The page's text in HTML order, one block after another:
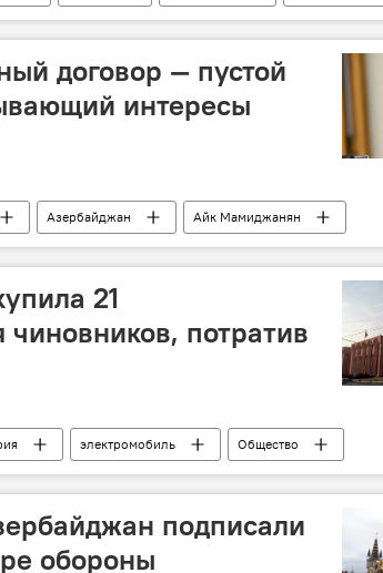
договор — пустой
интересы
Азербайджан Айк Мамиджанян
21
потратив
электромобиль
Общество
подписали
обороны